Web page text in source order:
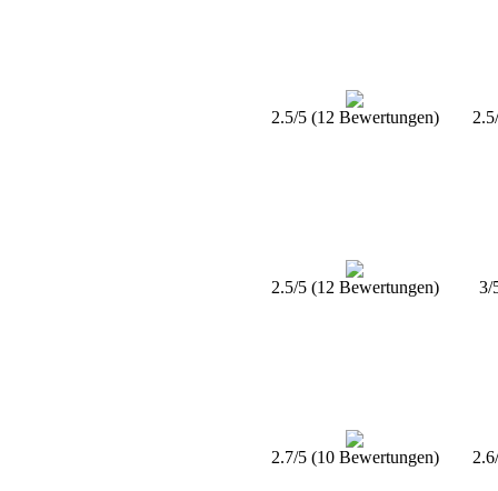
2.5/5 (12 Bewertungen)
2.5/5 (12 Bewertungen) 3/
2.7/5 (10 Bewertungen)